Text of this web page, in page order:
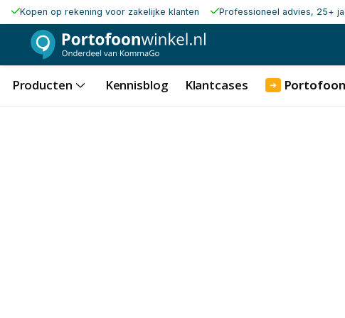
Kopen op rekening voor zakelijke klanten Professioneel advies, 25+
Producten Kennisblog Klantcases ➜